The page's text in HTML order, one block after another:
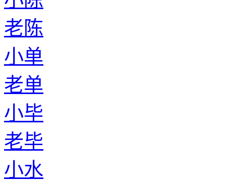
老陈
小单
老单
小毕
老毕
小水